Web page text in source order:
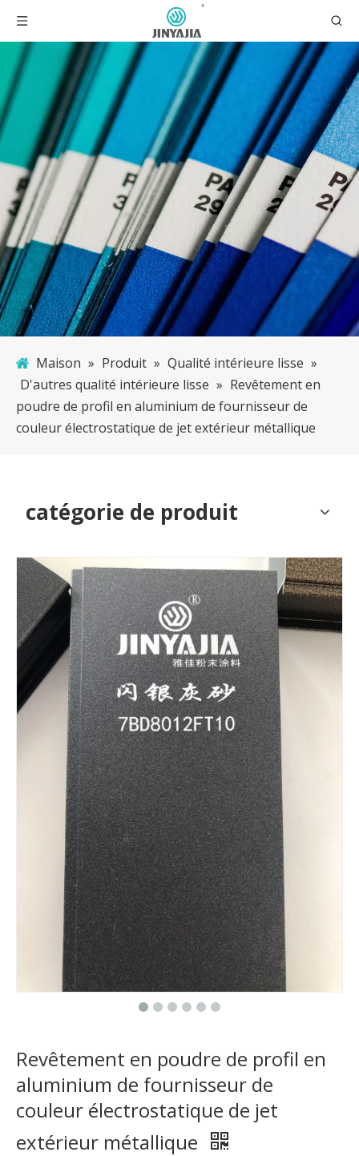
Maison » Produit » Qualité intérieure lisse »
D'autres qualité intérieure lisse » Revêtement en
poudre de profil en aluminium de fournisseur de
couleur électrostatique de jet extérieur métallique
catégorie de produit
Revêtement en poudre de profil en
aluminium de fournisseur de
couleur électrostatique de jet
extérieur métallique